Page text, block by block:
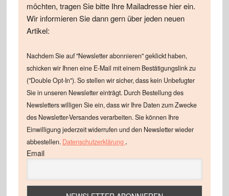
möchten, tragen Sie bitte Ihre Mailadresse hier ein.
Wir informieren Sie dann gern über jeden neuen
Artikel:
Nachdem Sie auf "Newsletter abonnieren" geklickt haben,
schicken wir Ihnen eine E-Mail mit einem Bestätigungslink zu
("Double Opt-In"). So stellen wir sicher, dass kein Unbefugter
Sie in unseren Newsletter einträgt. Durch Bestellung des
Newsletters willigen Sie ein, dass wir Ihre Daten zum Zwecke
des Newsletter-Versandes verarbeiten. Sie können Ihre
Einwilligung jederzeit widerrufen und den Newsletter wieder
abbestellen. Datenschutzerklärung .
Email